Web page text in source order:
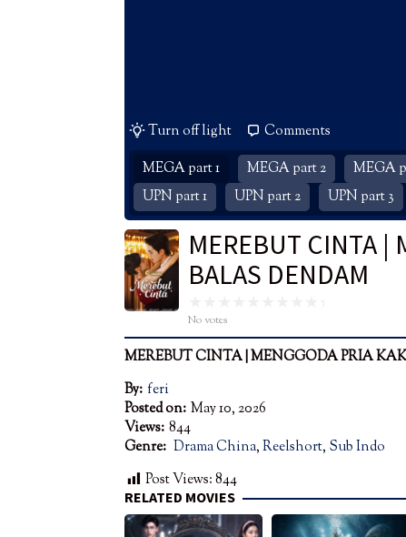
Turn off light
Comments
MEGA part 1
MEGA part 2 MEGA
UPN part 1
UPN part 2 UPN part 3
MEREBUT CINTA |
BALAS DENDAM
No votes
MEREBUT CINTA MENGGODA PRIA
By: feri
Posted on: May 10, 2026
Views: 844
Genre: Drama China,Reelshort, Sub Indo
Post Views:844
RELATED MOVIES